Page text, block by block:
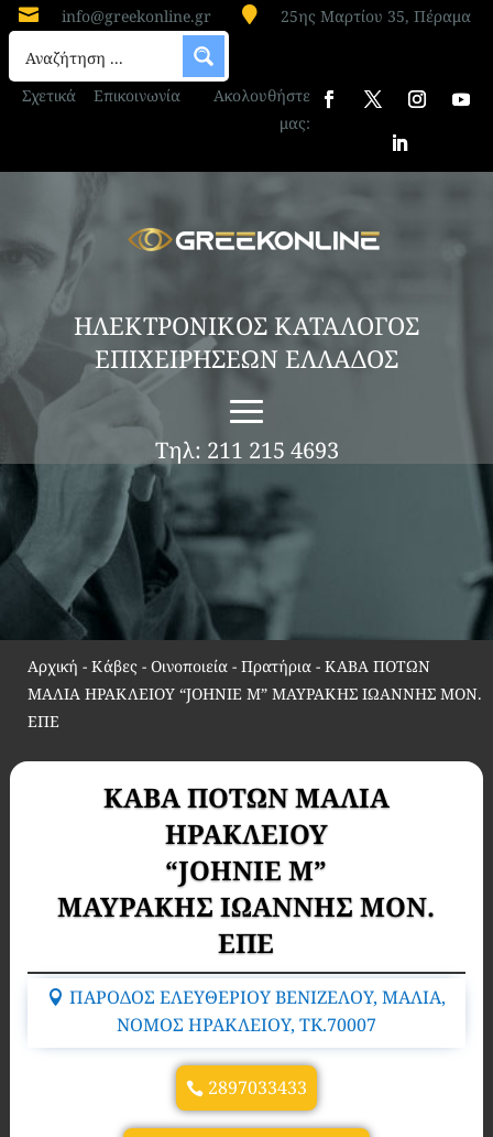
 info@greekonline.gr  25ης Μαρτίου 35, Πέραμα
Σχετικά Επικοινωνία
Ακολουθήστε
μας:
ΗΛΕΚΤΡΟΝΙΚΟΣ ΚΑΤΑΛΟΓΟΣ
ΕΠΙΧΕΙΡΗΣΕΩΝ ΕΛΛΑΔΟΣ
Τηλ: 211 215 4693
Αρχική - Κάβες - Οινοποιεία - Πρατήρια- ΚΑΒΑ ΠΟΤΩΝ
ΜΑΛΙΑ ΗΡΑΚΛΕΙΟΥ “JOHNIE M” ΜΑΥΡΑΚΗΣ ΙΩΑΝΝΗΣ ΜΟΝ.
ΕΠΕ
ΚΑΒΑ ΠΟΤΩΝ ΜΑΛΙΑ
ΗΡΑΚΛΕΙΟΥ
“JOHNIE M”
ΜΑΥΡΑΚΗΣ ΙΩΑΝΝΗΣ ΜΟΝ.
ΕΠΕ
ΠΑΡΟΔΟΣ ΕΛΕΥΘΕΡΙΟΥ ΒΕΝΙΖΕΛΟΥ, ΜΑΛΙΑ,
ΝΟΜΟΣ ΗΡΑΚΛΕΙΟΥ, TK.70007
2897033433